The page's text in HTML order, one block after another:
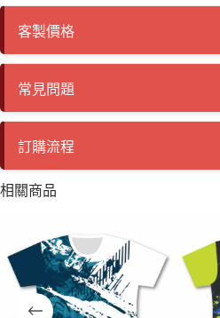
客製價格
常見問題
訂購流程
相關商品